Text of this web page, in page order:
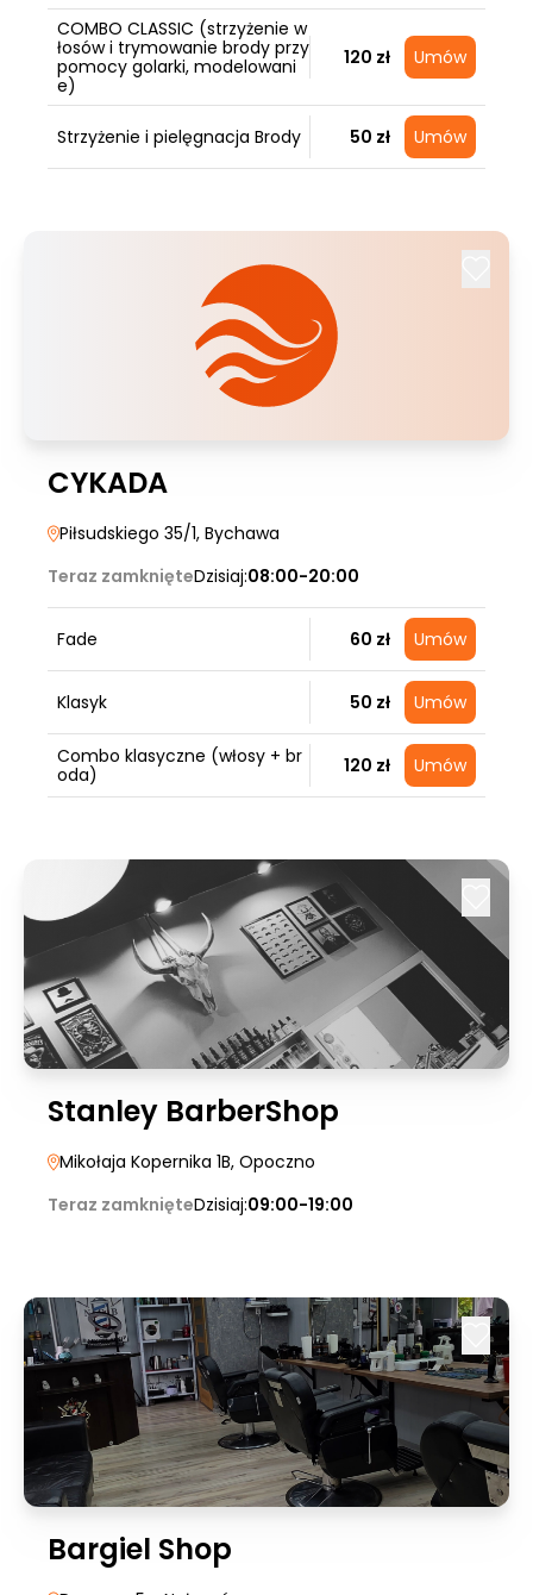
COMBO CLASSIC (strzyżenie w
łosów i trymowanie brody przy
pomocy golarki, modelowani
e)
120 zł Umów
Strzyżenie i pielęgnacja Brody 50 zł Umów
CYKADA
Piłsudskiego 35/1, Bychawa
Teraz zamknięteDzisiaj:08:00-20:00
Fade 60 zł Umów
Klasyk 50 zł Umów
Combo klasyczne (włosy + br
oda)
120 zł Umów
Stanley BarberShop
Mikołaja Kopernika 1B, Opoczno
Teraz zamknięteDzisiaj:09:00-19:00
Bargiel Shop